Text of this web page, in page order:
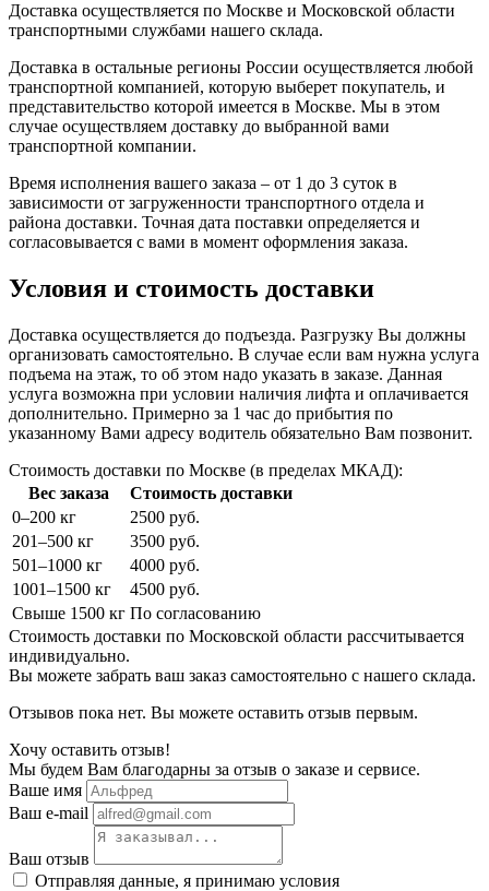
Доставка осуществляется по Москве и Московской области
транспортными службами нашего склада.
Доставка в остальные регионы России осуществляется любой
транспортной компанией, которую выберет покупатель, и
представительство которой имеется в Москве. Мы в этом
случае осуществляем доставку до выбранной вами
транспортной компании.
Время исполнения вашего заказа – от 1 до 3 суток в
зависимости от загруженности транспортного отдела и
района доставки. Точная дата поставки определяется и
согласовывается с вами в момент оформления заказа.
Условия и стоимость доставки
Доставка осуществляется до подъезда. Разгрузку Вы должны
организовать самостоятельно. В случае если вам нужна услуга
подъема на этаж, то об этом надо указать в заказе. Данная
услуга возможна при условии наличия лифта и оплачивается
дополнительно. Примерно за 1 час до прибытия по
указанному Вами адресу водитель обязательно Вам позвонит.
Стоимость доставки по Москве (в пределах МКАД):
Вес заказа
Стоимость доставки
0–200 кг
2500 руб.
201–500 кг
3500 руб.
501–1000 кг
4000 руб.
1001–1500 кг
4500 руб.
Свыше 1500 кг По согласованию
Стоимость доставки по Московской области рассчитывается
индивидуально.
Вы можете забрать ваш заказ самостоятельно с нашего склада.
Отзывов пока нет. Вы можете оставить отзыв первым.
Хочу оставить отзыв!
Мы будем Вам благодарны за отзыв о заказе и сервисе.
Ваше имя
Ваш e-mail
Ваш отзыв
Отправляя данные, я принимаю условия